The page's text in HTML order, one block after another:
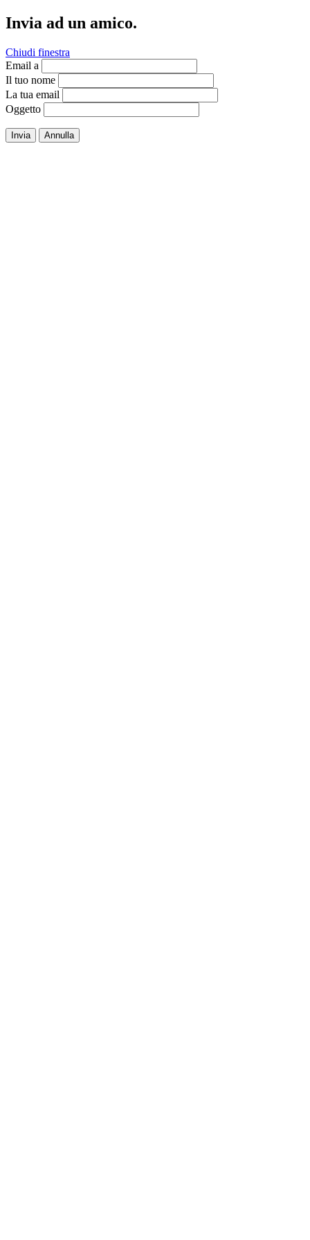
Invia ad un amico.
Chiudi finestra
Email a
Il tuo nome
La tua email
Oggetto
Invia Annulla